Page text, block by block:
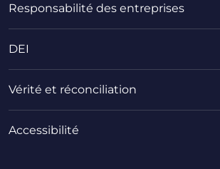
Responsabilité des entreprises
DEI
Vérité et réconciliation
Accessibilité